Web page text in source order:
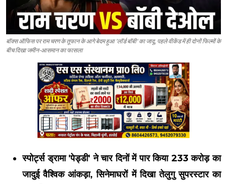
बॉक्स ऑफिस पर राम चरण के तूफान के आगे बेदम हुआ 'लॉर्ड बॉबी' का जादू, पहले वीकेंड में ही दोनों फिल्मों के
बीच दिखा जमीन-आसमान का फासला
स्पोर्ट्स ड्रामा 'पेड्डी' ने चार दिनों में पार किया 233 करोड़ का
जादुई वैश्विक आंकड़ा, सिनेमाघरों में दिखा तेलुगु सुपरस्टार का